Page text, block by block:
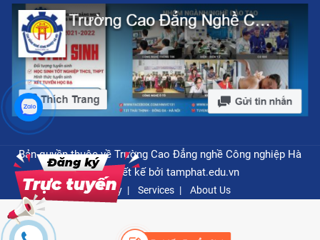
Bản quyền thuộc về Trường Cao Đẳng nghề Công nghiệp Hà
Nội - Thiết kế bởi tamphat.edu.vn
Privacy Services About Us